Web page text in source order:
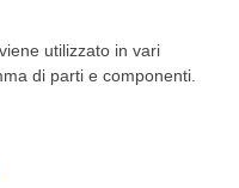
utilizzato in vari
di parti e componenti.